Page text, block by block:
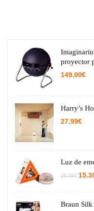
proyector
149.00€
Harry’s
27.99€
Luz de
29.95€ El
Braun Silk